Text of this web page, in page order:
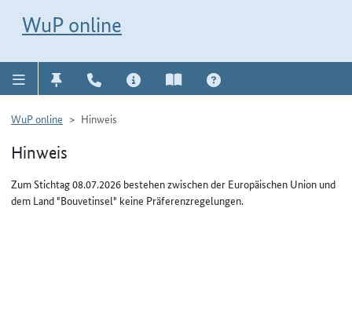
WuP online
WuP online Hinweis
Hinweis
Zum Stichtag 08.07.2026 bestehen zwischen der Europäischen Union und
dem Land "Bouvetinsel" keine Präferenzregelungen.